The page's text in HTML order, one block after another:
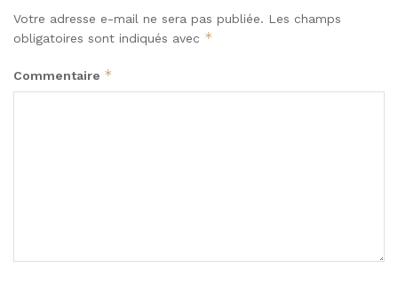
Votre adresse e-mail ne sera pas publiée. Les champs
obligatoires sont indiqués avec *
Commentaire *